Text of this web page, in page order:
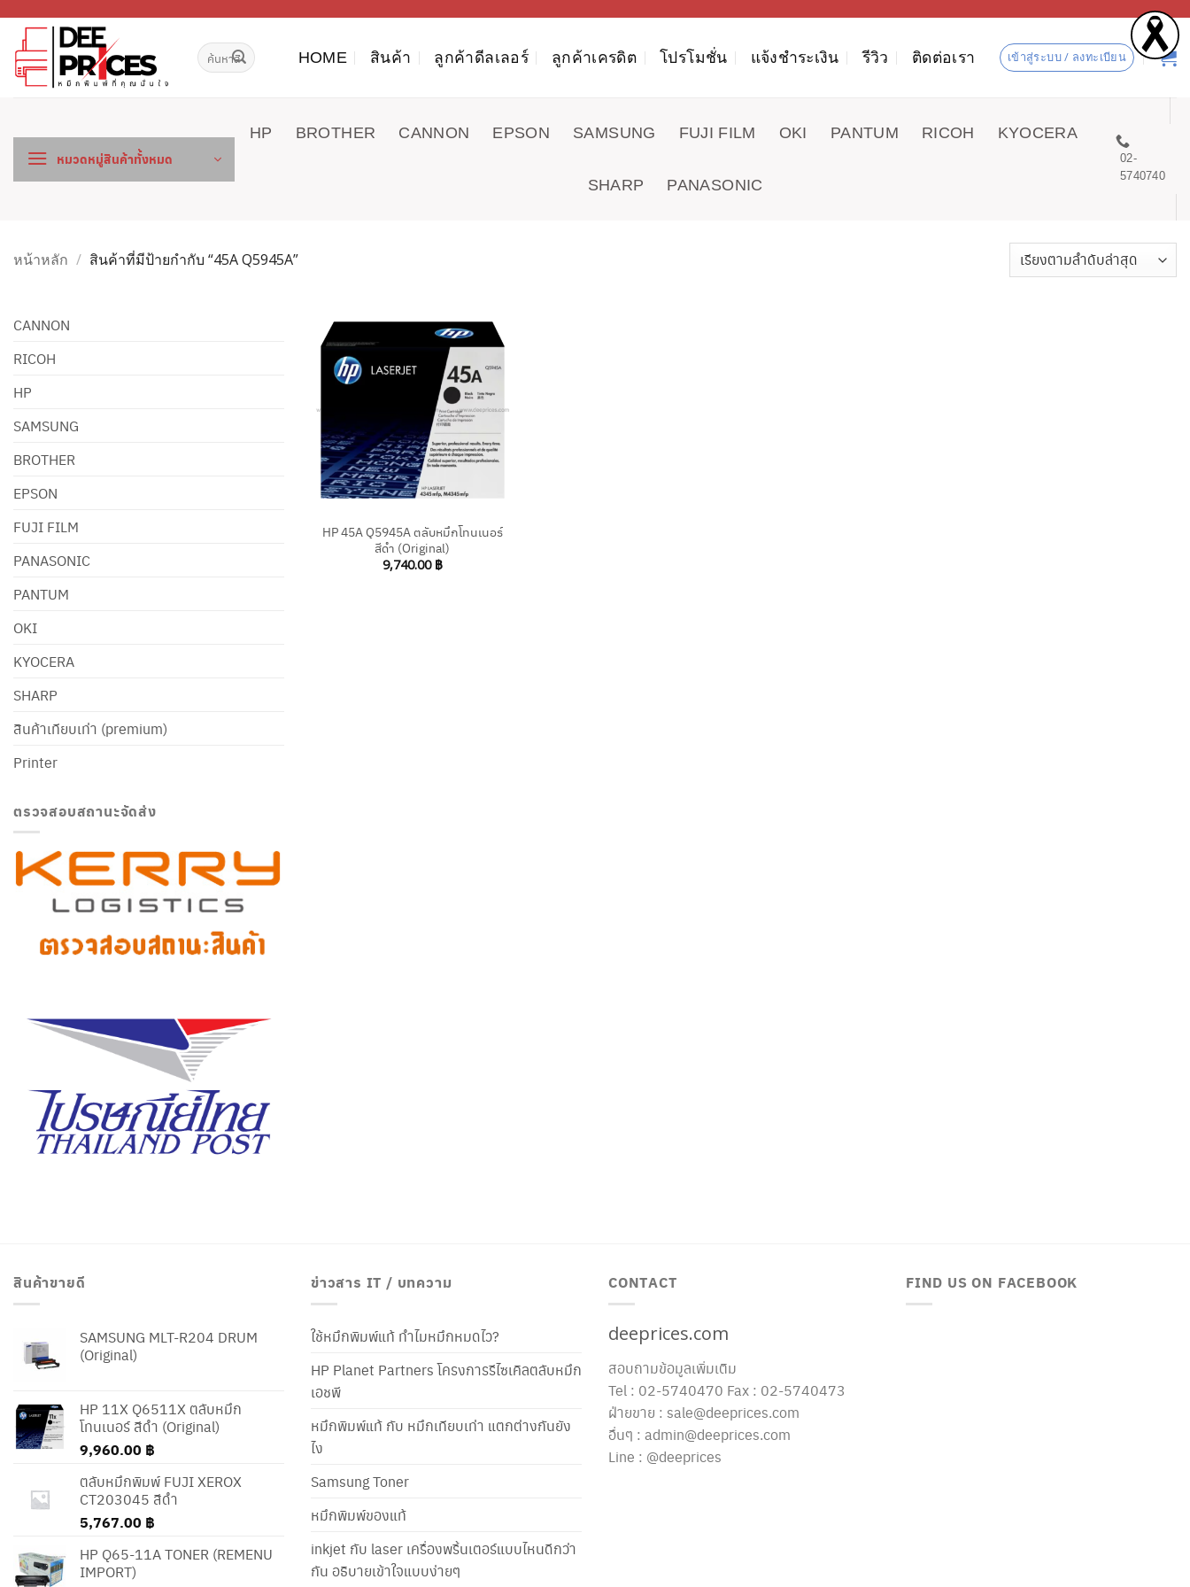
เนื้อหา
ค้นหา: HOME สินค้า ลูกค้าดีลเลอร์ ลูกค้าเครดิต โปรโมชั่น แจ้งชำระเงิน รีวิว ติดต่อเรา เข้าสู่ระบบ / ลงทะเบียน
หมวดหมู่สินค้าทั้งหมด
HP BROTHER CANNON EPSON SAMSUNG FUJI FILM OKI PANTUM RICOH KYOCERA
SHARP PANASONIC
02-
5740740
หน้าหลัก / สินค้าที่มีป้ายกำกับ “45A Q5945A”
CANNON
RICOH
HP
SAMSUNG
BROTHER
EPSON
FUJI FILM
PANASONIC
PANTUM
OKI
KYOCERA
SHARP
สินค้าเทียบเท่า (premium)
Printer
ตรวจสอบสถานะจัดส่ง
+
HP 45A Q5945A ตลับหมึกโทนเนอร์
สีดำ (Original)
9,740.00 ฿
สินค้าขายดี
SAMSUNG MLT-R204 DRUM
(Original)
HP 11X Q6511X ตลับหมึก
โทนเนอร์ สีดำ (Original)
9,960.00 ฿
ตลับหมึกพิมพ์ FUJI XEROX
CT203045 สีดำ
5,767.00 ฿
HP Q65-11A TONER (REMENU
IMPORT)
ข่าวสาร IT / บทความ
ใช้หมึกพิมพ์แท้ ทำไมหมึกหมดไว?
HP Planet Partners โครงการรีไซเคิลตลับหมึก
เอชพี
หมึกพิมพ์แท้ กับ หมึกเทียบเท่า แตกต่างกันยัง
ไง
Samsung Toner
หมึกพิมพ์ของแท้
inkjet กับ laser เครื่องพริ้นเตอร์แบบไหนดีกว่า
กัน อธิบายเข้าใจแบบง่ายๆ
CONTACT
deeprices.com
สอบถามข้อมูลเพิ่มเติม
Tel : 02-5740470 Fax : 02-5740473
ฝ่ายขาย : sale@deeprices.com
อื่นๆ : admin@deeprices.com
Line : @deeprices
FIND US ON FACEBOOK